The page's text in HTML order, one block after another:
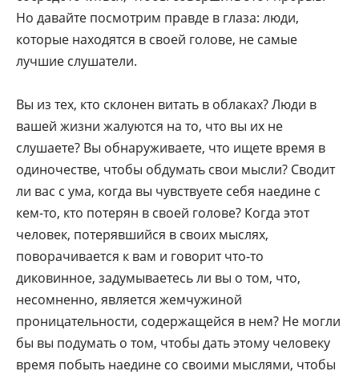
Но давайте посмотрим правде в глаза: люди,
которые находятся в своей голове, не самые
лучшие слушатели.
Вы из тех, кто склонен витать в облаках? Люди в
вашей жизни жалуются на то, что вы их не
слушаете? Вы обнаруживаете, что ищете время в
одиночестве, чтобы обдумать свои мысли? Сводит
ли вас с ума, когда вы чувствуете себя наедине с
кем-то, кто потерян в своей голове? Когда этот
человек, потерявшийся в своих мыслях,
поворачивается к вам и говорит что-то
диковинное, задумываетесь ли вы о том, что,
несомненно, является жемчужиной
проницательности, содержащейся в нем? Не могли
бы вы подумать о том, чтобы дать этому человеку
время побыть наедине со своими мыслями, чтобы